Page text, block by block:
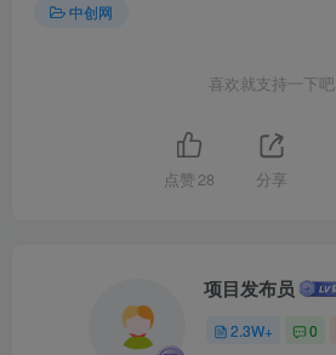
中创网
喜欢就支持一下吧
点赞 28 分享
项目发布员
2.3W+ 0